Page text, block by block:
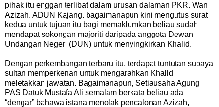
pihak itu enggan terlibat dalam urusan dalaman PKR. Wan
Azizah, ADUN Kajang, bagaimanapun kini mengutus surat
kedua untuk tujuan itu bagi memaklumkan beliau sudah
mendapat sokongan majoriti daripada anggota Dewan
Undangan Negeri (DUN) untuk menyingkirkan Khalid.
Dengan perkembangan terbaru itu, terdapat tuntutan supaya
sultan memperkenan untuk mengarahkan Khalid
meletakkan jawatan. Bagaimanapun, Setiausaha Agung
PAS Datuk Mustafa Ali semalam berkata beliau ada
“dengar” bahawa istana menolak pencalonan Azizah,